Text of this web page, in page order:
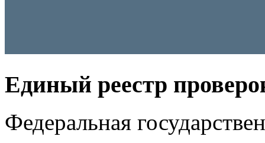
Единый реестр
Федеральная